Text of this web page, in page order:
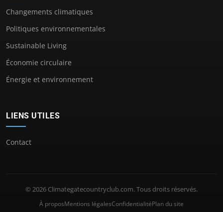
Changements climatiques
Politiques environnementales
Sustainable Living
Économie circulaire
Énergie et environnement
LIENS UTILES
Contact
© 2026 Climategatecountryclub.com. Tous droits réservés.
À proposMentions légalesConfidentialitéPlan du site